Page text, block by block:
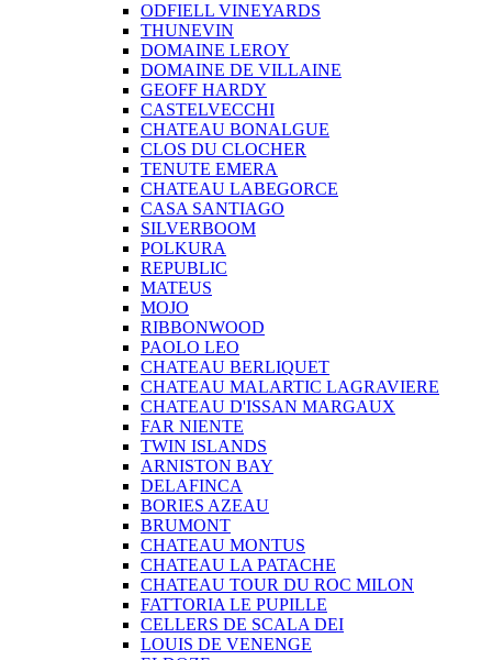
ODFIELL VINEYARDS
THUNEVIN
DOMAINE LEROY
DOMAINE DE VILLAINE
GEOFF HARDY
CASTELVECCHI
CHATEAU BONALGUE
CLOS DU CLOCHER
TENUTE EMERA
CHATEAU LABEGORCE
CASA SANTIAGO
SILVERBOOM
POLKURA
REPUBLIC
MATEUS
MOJO
RIBBONWOOD
PAOLO LEO
CHATEAU BERLIQUET
CHATEAU MALARTIC LAGRAVIERE
CHATEAU D'ISSAN MARGAUX
FAR NIENTE
TWIN ISLANDS
ARNISTON BAY
DELAFINCA
BORIES AZEAU
BRUMONT
CHATEAU MONTUS
CHATEAU LA PATACHE
CHATEAU TOUR DU ROC MILON
FATTORIA LE PUPILLE
CELLERS DE SCALA DEI
LOUIS DE VENENGE